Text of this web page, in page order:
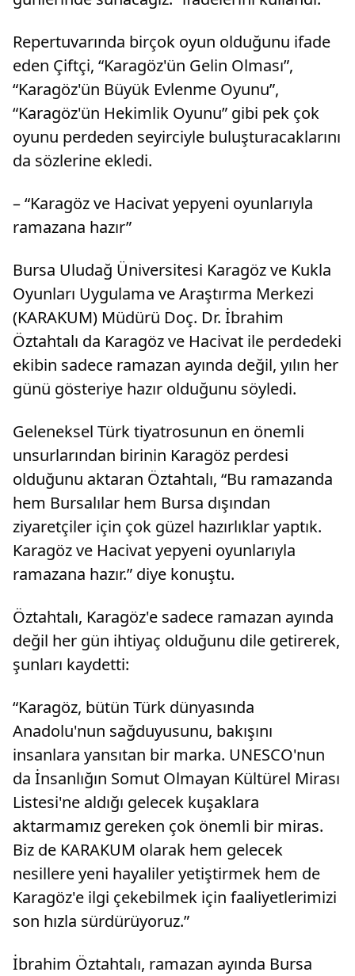
Repertuvarında birçok oyun olduğunu ifade
eden Çiftçi, “Karagöz'ün Gelin Olması”,
“Karagöz'ün Büyük Evlenme Oyunu”,
“Karagöz'ün Hekimlik Oyunu” gibi pek çok
oyunu perdeden seyirciyle buluşturacaklarını
da sözlerine ekledi.
– “Karagöz ve Hacivat yepyeni oyunlarıyla
ramazana hazır”
Bursa Uludağ Üniversitesi Karagöz ve Kukla
Oyunları Uygulama ve Araştırma Merkezi
(KARAKUM) Müdürü Doç. Dr. İbrahim
Öztahtalı da Karagöz ve Hacivat ile perdedeki
ekibin sadece ramazan ayında değil, yılın her
günü gösteriye hazır olduğunu söyledi.
Geleneksel Türk tiyatrosunun en önemli
unsurlarından birinin Karagöz perdesi
olduğunu aktaran Öztahtalı, “Bu ramazanda
hem Bursalılar hem Bursa dışından
ziyaretçiler için çok güzel hazırlıklar yaptık.
Karagöz ve Hacivat yepyeni oyunlarıyla
ramazana hazır.” diye konuştu.
Öztahtalı, Karagöz'e sadece ramazan ayında
değil her gün ihtiyaç olduğunu dile getirerek,
şunları kaydetti:
“Karagöz, bütün Türk dünyasında
Anadolu'nun sağduyusunu, bakışını
insanlara yansıtan bir marka. UNESCO'nun
da İnsanlığın Somut Olmayan Kültürel Mirası
Listesi'ne aldığı gelecek kuşaklara
aktarmamız gereken çok önemli bir miras.
Biz de KARAKUM olarak hem gelecek
nesillere yeni hayaliler yetiştirmek hem de
Karagöz'e ilgi çekebilmek için faaliyetlerimizi
son hızla sürdürüyoruz.”
İbrahim Öztahtalı, ramazan ayında Bursa